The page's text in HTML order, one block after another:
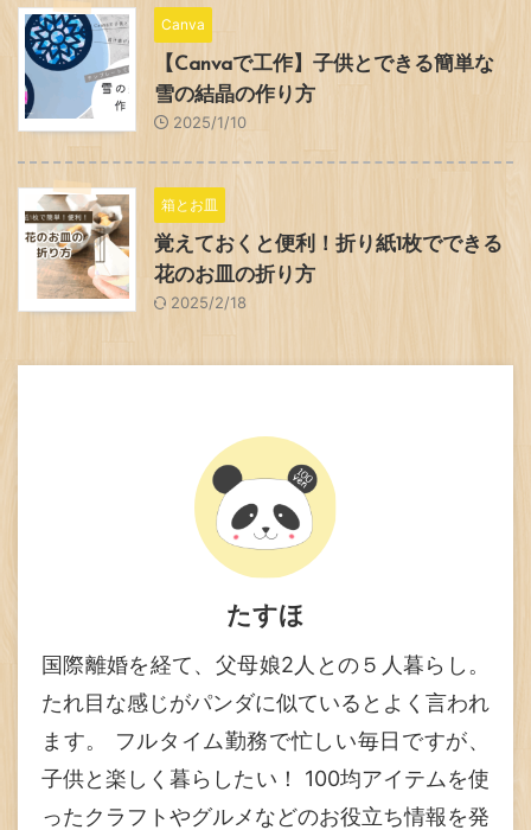
Canva
【Canvaで工作】子供とできる簡単な
雪の結晶の作り方
2025/1/10
箱とお皿
覚えておくと便利！折り紙1枚でできる
花のお皿の折り方
2025/2/18
たすほ
国際離婚を経て、父母娘2人との５人暮らし。
たれ目な感じがパンダに似ているとよく言われ
ます。 フルタイム勤務で忙しい毎日ですが、
子供と楽しく暮らしたい！ 100均アイテムを使
ったクラフトやグルメなどのお役立ち情報を発